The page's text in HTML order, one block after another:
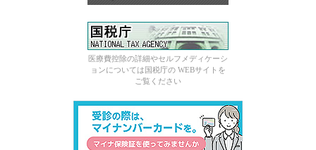
医療費控除の詳細やセルフメディケーシ
ョンについては国税庁の WEBサイトを
ご覧ください